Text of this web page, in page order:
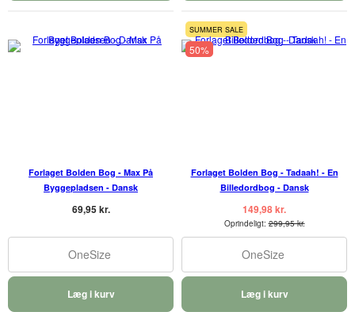
Forlaget Bolden Bog - Max På
Byggepladsen - Dansk
69,95 kr.
OneSize
Læg i kurv
SUMMER SALE
50%
Forlaget Bolden Bog - Tadaah! - En
Billedordbog - Dansk
149,98 kr.
Oprindeligt:299,95 kr.
OneSize
Læg i kurv